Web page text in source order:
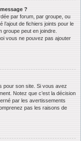
?
par forum, par groupe, ou
l’ajout de fichiers joints pour le
peut en joindre.
vous ne pouvez pas ajouter
pour son site. Si vous avez
Notez que c’est la décision
par les avertissements
pas les raisons de